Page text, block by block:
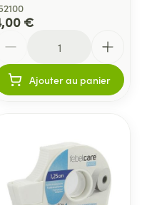
€
Ajouter au panier